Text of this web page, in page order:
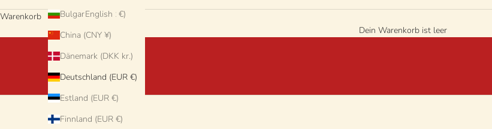
Bulgarien (EUR €)
China (CNY ¥)
Dänemark (DKK kr.)
Deutschland (EUR €)
Estland (EUR €)
Finnland (EUR €)
English
Warenkorb
Dein Warenkorb ist leer